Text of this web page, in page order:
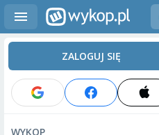
ZALOGUJ SIĘ
WYKOP